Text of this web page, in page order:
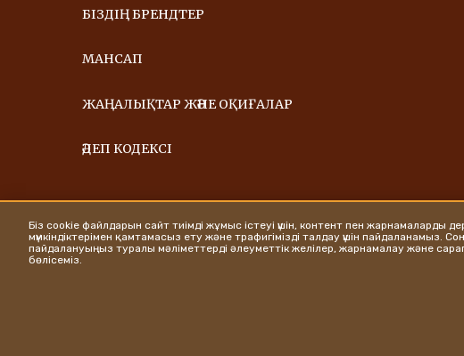
БІЗДІҢ БРЕНДТЕР
МАНСАП
ЖАҢАЛЫҚТАР ЖӘНЕ ОҚИҒАЛАР
ӘДЕП КОДЕКСІ
Біз cookie файлдарын сайт тиімді жұмыс істеуі үшін, контент пен жарнамаларды
мүмкіндіктерімен қамтамасыз ету және трафигімізді талдау үшін пайдаланамыз.
пайдалануыңыз туралы мәліметтерді әлеуметтік желілер, жарнамалау және
бөлісеміз.